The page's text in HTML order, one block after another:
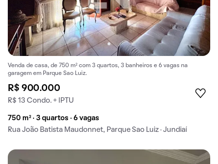
Venda de casa, de 750 m² com 3 quartos, 3 banheiros e 6 vagas na
garagem em Parque Sao Luiz.
R$ 900.000
R$ 13 Condo. + IPTU
750 m² · 3 quartos · 6 vagas
Rua João Batista Maudonnet, Parque Sao Luiz · Jundiaí